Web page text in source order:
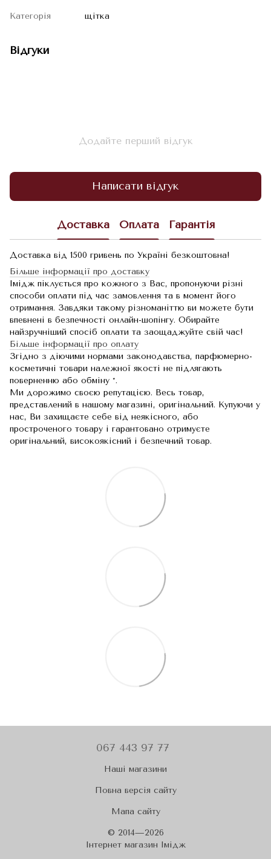
Категорія щітка
Відгуки
Додайте перший відгук
Написати відгук
Доставка Оплата Гарантія
Доставка від 1500 гривень по Україні безкоштовна!
Більше інформації про доставку
Імідж піклується про кожного з Вас, пропонуючи різні
способи оплати під час замовлення та в момент його
отримання. Завдяки такому різноманіттю ви можете бути
впевнені в безпечності онлайн-шопінгу. Обирайте
найзручніший спосіб оплати та заощаджуйте свій час!
Більше інформації про оплату
Згідно з діючими нормами законодавства, парфюмерно-
косметичні товари належної якості не підлягають
поверненню або обміну *.
Ми дорожимо своєю репутацією. Весь товар,
представлений в нашому магазині, оригінальний. Купуючи у
нас, Ви захищаєте себе від неякісного, або
простроченого товару і гарантовано отримуєте
оригінальний, високоякісний і безпечний товар.
067 443 97 77
Наші магазини
Повна версія сайту
Мапа сайту
© 2014—2026
Iнтернет магазин Імідж